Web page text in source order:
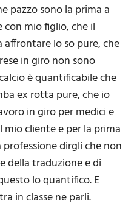
pazzo sono la prima a
con mio figlio, che il
lo so pure, che
in giro non sono
è quantificabile che
ex rotta pure, che io
in giro per medici e
cliente e per la prima
dirgli che non
della traduzione e di
lo quantifico. E
in classe ne parli.